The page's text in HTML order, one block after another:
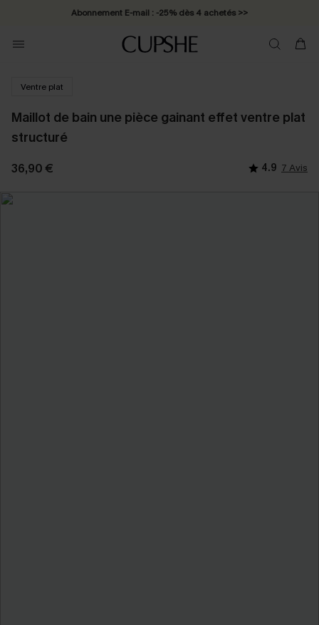
Abonnement E-mail : -25% dès 4 achetés >>
Ventre plat
Maillot de bain une pièce gainant effet ventre plat
structuré
36,90 € 4.9 7 Avis